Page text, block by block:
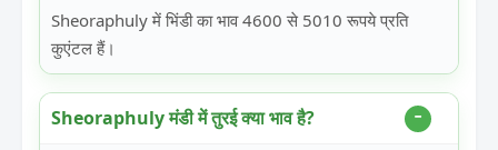
Sheoraphuly में भिंडी का भाव 4600 से 5010 रूपये प्रति
कुएंटल हैं।
Sheoraphuly मंडी में तुरई क्या भाव है?